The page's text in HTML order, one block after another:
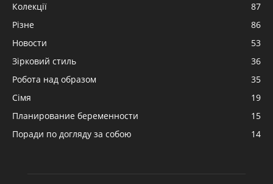
Колекції
87
Різне
86
Новости
53
Зірковий стиль
36
Робота над образом
35
Сімя
19
Планирование беременности
15
Поради по догляду за собою
14